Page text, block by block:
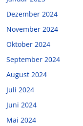
Dezember 2024
November 2024
Oktober 2024
September 2024
August 2024
Juli 2024
Juni 2024
Mai 2024